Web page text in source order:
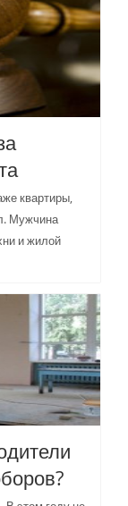
квартиры,
Мужчина
и жилой